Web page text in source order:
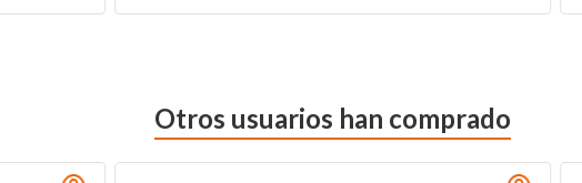
Otros usuarios han comprado